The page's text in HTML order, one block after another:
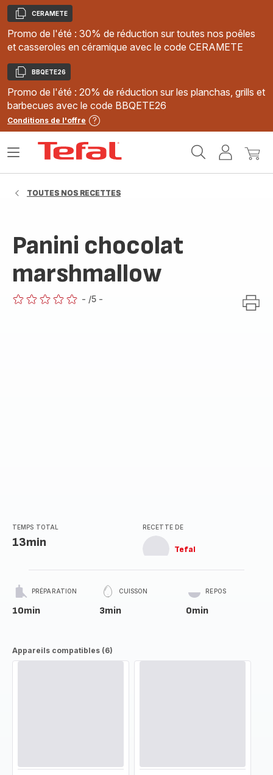
Copier
CERAMETE
Promo de l'été : 30% de réduction sur toutes nos poêles
et casseroles en céramique avec le code CERAMETE
Copier
BBQETE26
Promo de l'été : 20% de réduction sur les planchas, grills et
barbecues avec le code BBQETE26
Conditions de l'offre
MonMon
Ouvrir
TOUTES NOS RECETTES
Panini chocolat
marshmallow
- /5 -
TEMPS TOTAL
13min
RECETTE DE
Tefal
PRÉPARATION
10min
CUISSON
3min
REPOS
0min
Appareils compatibles (6)